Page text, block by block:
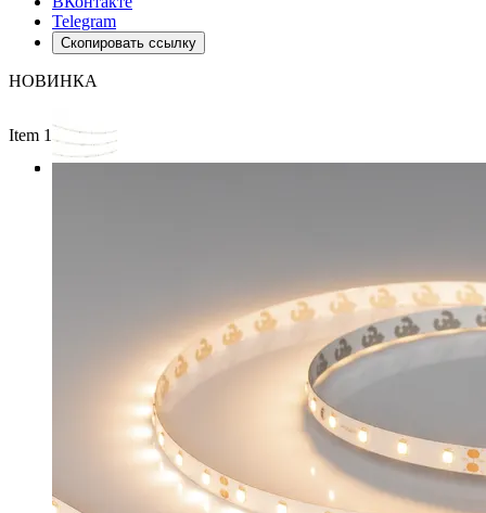
Telegram
Скопировать ссылку
НОВИНКА
Item 1 of 3